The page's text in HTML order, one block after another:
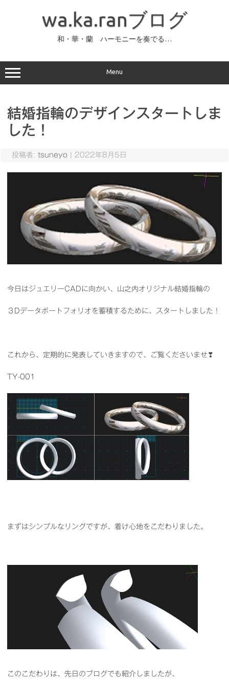
ッ
プ
wa.ka.ranブログ
和・華・蘭 ハーモニーを奏でる…
Menu
結婚指輪のデザインスタートしま
した！
投稿者: tsuneyo 2022年8月5日
今日はジュエリーCADに向かい、山之内オリジナル結婚指輪の
３Dデータポートフォリオを蓄積するために、スタートしました！
これから、定期的に発表していきますので、ご覧くださいませ❣
TY-001
まずはシンプルなリングですが、着け心地をこだわりました。
このこだわりは、先日のブログでも紹介しましたが、